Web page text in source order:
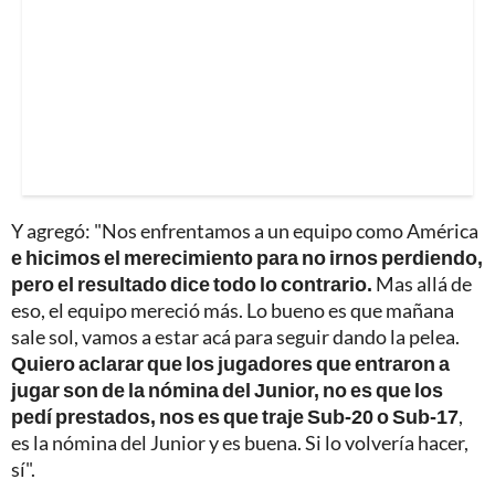
Y agregó: "Nos enfrentamos a un equipo como América
e hicimos el merecimiento para no irnos perdiendo,
pero el resultado dice todo lo contrario. Mas allá de
eso, el equipo mereció más. Lo bueno es que mañana
sale sol, vamos a estar acá para seguir dando la pelea.
Quiero aclarar que los jugadores que entraron a
jugar son de la nómina del Junior, no es que los
pedí prestados, nos es que traje Sub-20 o Sub-17,
es la nómina del Junior y es buena. Si lo volvería hacer,
sí".